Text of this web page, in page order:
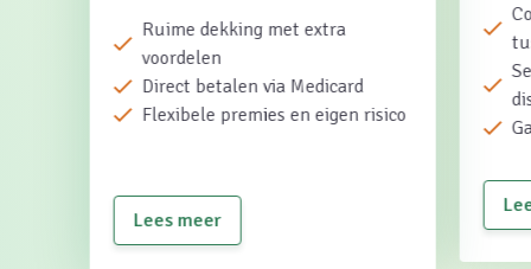
Ruime dekking met extra
voordelen
Direct betalen via Medicard
Flexibele premies en eigen risico
Lees meer